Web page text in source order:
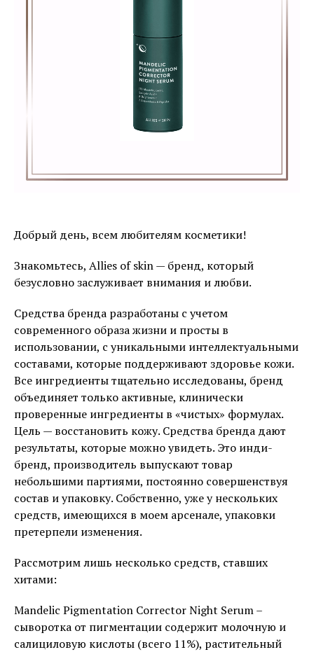
Добрый день, всем любителям косметики!
Знакомьтесь, Allies of skin — бренд, который
безусловно заслуживает внимания и любви.
Средства бренда разработаны с учетом
современного образа жизни и просты в
использовании, с уникальными интеллектуальными
составами, которые поддерживают здоровье кожи.
Все ингредиенты тщательно исследованы, бренд
объединяет только активные, клинически
проверенные ингредиенты в «чистых» формулах.
Цель — восстановить кожу. Средства бренда дают
результаты, которые можно увидеть. Это инди-
бренд, производитель выпускают товар
небольшими партиями, постоянно совершенствуя
состав и упаковку. Собственно, уже у нескольких
средств, имеющихся в моем арсенале, упаковки
претерпели изменения.
Рассмотрим лишь несколько средств, ставших
хитами:
Mandelic Pigmentation Corrector Night Serum –
сыворотка от пигментации содержит молочную и
салициловую кислоты (всего 11%), растительный